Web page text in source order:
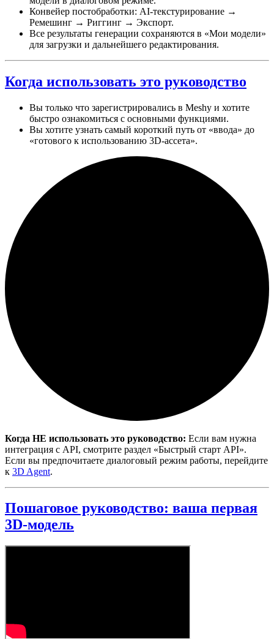
Конвейер постобработки: AI-текстурирование →
Ремешинг → Риггинг → Экспорт.
Все результаты генерации сохраняются в «Мои модели»
для загрузки и дальнейшего редактирования.
Когда использовать это руководство
Вы только что зарегистрировались в Meshy и хотите
быстро ознакомиться с основными функциями.
Вы хотите узнать самый короткий путь от «ввода» до
«готового к использованию 3D-ассета».
Когда НЕ использовать это руководство: Если вам нужна
интеграция с API, смотрите раздел «Быстрый старт API».
Если вы предпочитаете диалоговый режим работы, перейдите
к 3D Agent.
Пошаговое руководство: ваша первая
3D-модель